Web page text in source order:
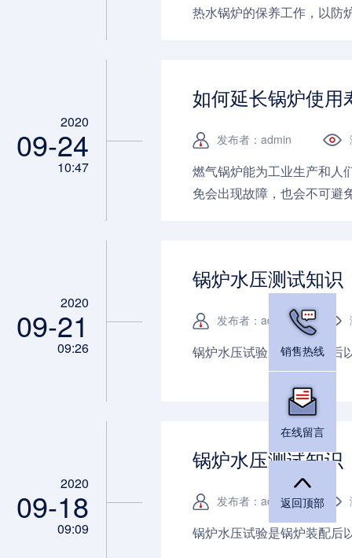
热水锅炉的保养工作，以防
2020
09-24
10:47
如何延长锅炉使用
发布者：admin
燃气锅炉能为工业生产和人
免会出现故障，也会不可避
2020
09-21
09:26
锅炉水压测试知识
发布者：admin
锅炉水压试验是锅炉装配后
2020
09-18
09:09
锅炉水压测试知识
发布者：admin
锅炉水压试验是锅炉装配后
销售热线
在线留言
返回顶部